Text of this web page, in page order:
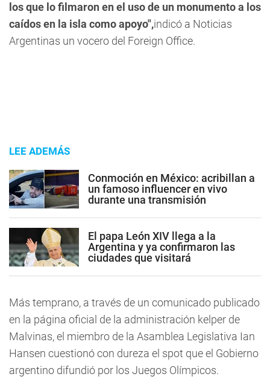
los que lo filmaron en el uso de un monumento a los
caídos en la isla como apoyo",indicó a Noticias
Argentinas un vocero del Foreign Office.
LEE ADEMÁS
Conmoción en México: acribillan a
un famoso influencer en vivo
durante una transmisión
El papa León XIV llega a la
Argentina y ya confirmaron las
ciudades que visitará
Más temprano, a través de un comunicado publicado
en la página oficial de la administración kelper de
Malvinas, el miembro de la Asamblea Legislativa Ian
Hansen cuestionó con dureza el spot que el Gobierno
argentino difundió por los Juegos Olímpicos.